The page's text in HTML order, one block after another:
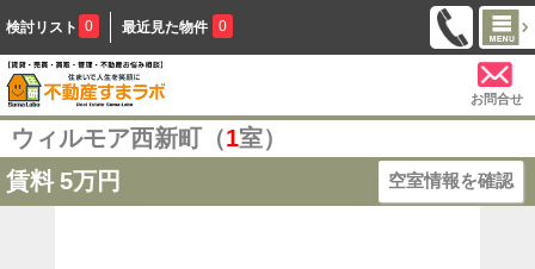
検討リスト 0 最近見た物件 0
お問合せ
ウィルモア西新町（1室）
賃料 5万円 空室情報を確認